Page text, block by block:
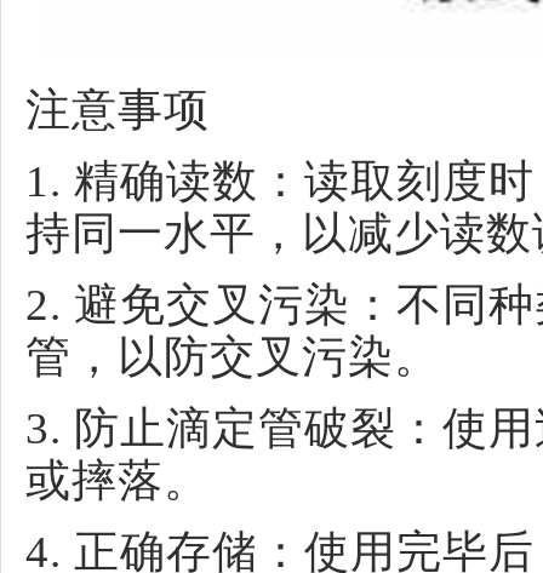
注意事项
1. 精确读数：读取刻度
持同一水平，以减少读
2. 避免交叉污染：不同
管，以防交叉污染。
3. 防止滴定管破裂：使
或摔落。
4. 正确存储：使用完毕